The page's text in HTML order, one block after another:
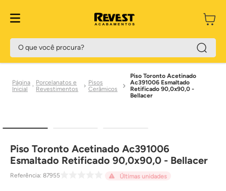
O que você procura?
Porcelanatos e
Revestimentos
Pisos
Cerâmicos
Piso Toronto Acetinado
Ac391006 Esmaltado
Retificado 90,0x90,0 -
Bellacer
Piso Toronto Acetinado Ac391006
Esmaltado Retificado 90,0x90,0 - Bellacer
Referência: 87955 Últimas unidades